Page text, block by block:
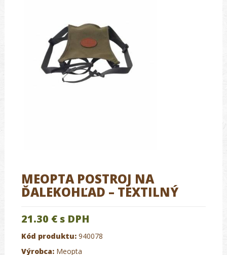
MEOPTA POSTROJ NA
ĎALEKOHĽAD – TEXTILNÝ
21.30 € s DPH
Kód produktu: 940078
Výrobca: Meopta